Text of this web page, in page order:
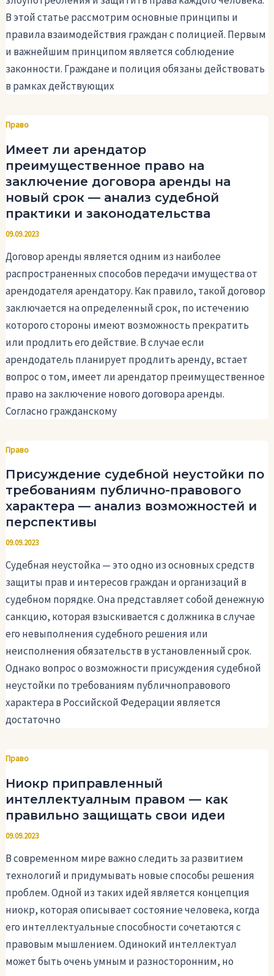
В этой статье рассмотрим основные принципы и
правила взаимодействия граждан с полицией. Первым
и важнейшим принципом является соблюдение
законности. Граждане и полиция обязаны действовать
в рамках действующих
Право
Имеет ли арендатор
преимущественное право на
заключение договора аренды на
новый срок — анализ судебной
практики и законодательства
09.09.2023
Договор аренды является одним из наиболее
распространенных способов передачи имущества от
арендодателя арендатору. Как правило, такой договор
заключается на определенный срок, по истечению
которого стороны имеют возможность прекратить
или продлить его действие. В случае если
арендодатель планирует продлить аренду, встает
вопрос о том, имеет ли арендатор преимущественное
право на заключение нового договора аренды.
Согласно гражданскому
Право
Присуждение судебной неустойки по
требованиям публично-правового
характера — анализ возможностей и
перспективы
09.09.2023
Судебная неустойка — это одно из основных средств
защиты прав и интересов граждан и организаций в
судебном порядке. Она представляет собой денежную
санкцию, которая взыскивается с должника в случае
его невыполнения судебного решения или
неисполнения обязательств в установленный срок.
Однако вопрос о возможности присуждения судебной
неустойки по требованиям публичноправового
характера в Российской Федерации является
достаточно
Право
Ниокр приправленный
интеллектуалным правом — как
правильно защищать свои идеи
09.09.2023
В современном мире важно следить за развитием
технологий и придумывать новые способы решения
проблем. Одной из таких идей является концепция
ниокр, которая описывает состояние человека, когда
его интеллектуальные способности сочетаются с
правовым мышлением. Одинокий интеллектуал
может быть очень умным и разносторонним, но